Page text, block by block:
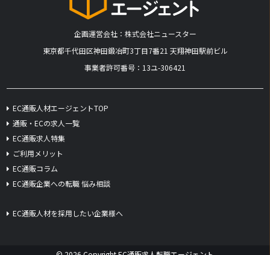
企画運営会社：株式会社ニュースター
​東京都千代田区神田鍛冶町3丁目7番21 天翔神田駅前ビル
事業者許可番号：13ユ-306421
EC通販人材エージェントTOP
通販・ECの求人一覧
EC通販求人特集
ご利用メリット
EC通販コラム
EC通販企業への転職 悩み相談
EC通販人材を採用したい企業様へ